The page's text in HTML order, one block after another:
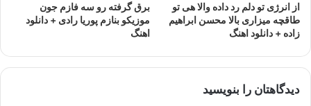
از انرژی تو دلم رد داده والا هی تو
طاقچه میزاری بالا محسن ابراهیم
زاده + دانلود اهنگ
برق گرفته رو سه فازم جون
موزیکو بنازم پوریا رادی + دانلود
اهنگ
دیدگاهتان را بنویسید